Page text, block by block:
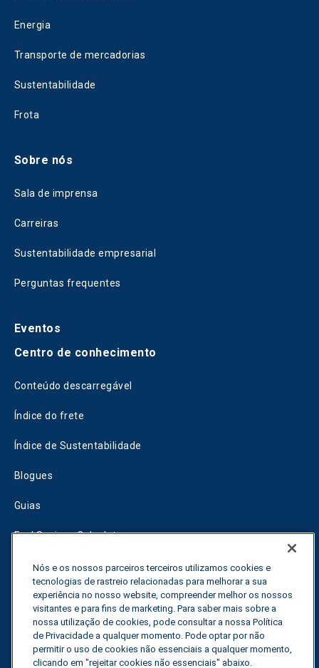
Energia
Transporte de mercadorias
Sustentabilidade
Frota
Sobre nós
Sala de imprensa
Carreiras
Sustentabilidade empresarial
Perguntas frequentes
Eventos
Centro de conhecimento
Conteúdo descarregável
Índice do frete
Índice de Sustentabilidade
Blogues
Guias
Fuel Savings Calculator
Calculadora de otimização do transporte
Rastreador de tarifas
Contactar-nos
Nós e os nossos parceiros terceiros utilizamos cookies e
tecnologias de rastreio relacionadas para melhorar a sua
experiência no nosso website, compreender melhor os nossos
visitantes e para fins de marketing. Para saber mais sobre a
nossa utilização de cookies, pode consultar a nossa Política
de Privacidade a qualquer momento. Pode optar por não
permitir o uso de cookies não essenciais a qualquer momento,
clicando em "rejeitar cookies não essenciais" abaixo.